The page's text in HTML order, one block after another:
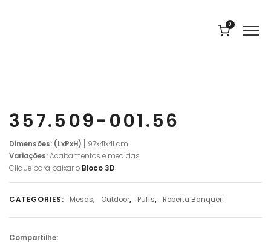
0
357.509-001.56
Dimensões: (LxPxH)
[ 97x41x41 cm
Variações:Acabamentos e medidas
Clique para baixar o Bloco 3D
CATEGORIES: Mesas, Outdoor, Puffs, Roberta Banqueri
Compartilhe: